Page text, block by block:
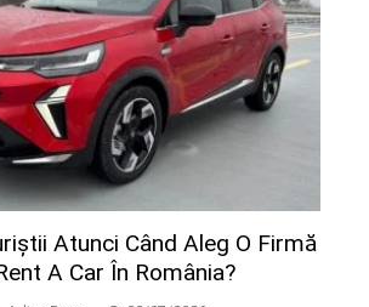
Atunci Când Aleg O Firmă
A Car În România?